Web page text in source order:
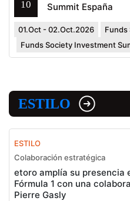
10
Summit España
01.Oct - 02.Oct.2026
Funds
Funds Society Investment
ESTILO
ESTILO
Colaboración estratégica
etoro amplía su presencia
Fórmula 1 con una
Pierre Gasly